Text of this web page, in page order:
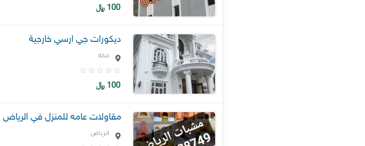
100 ﷼
ديكورات جي ارسي خارجية
مكة
100 ﷼
مقاولات عامه للمنزل في الرياض
الرياض